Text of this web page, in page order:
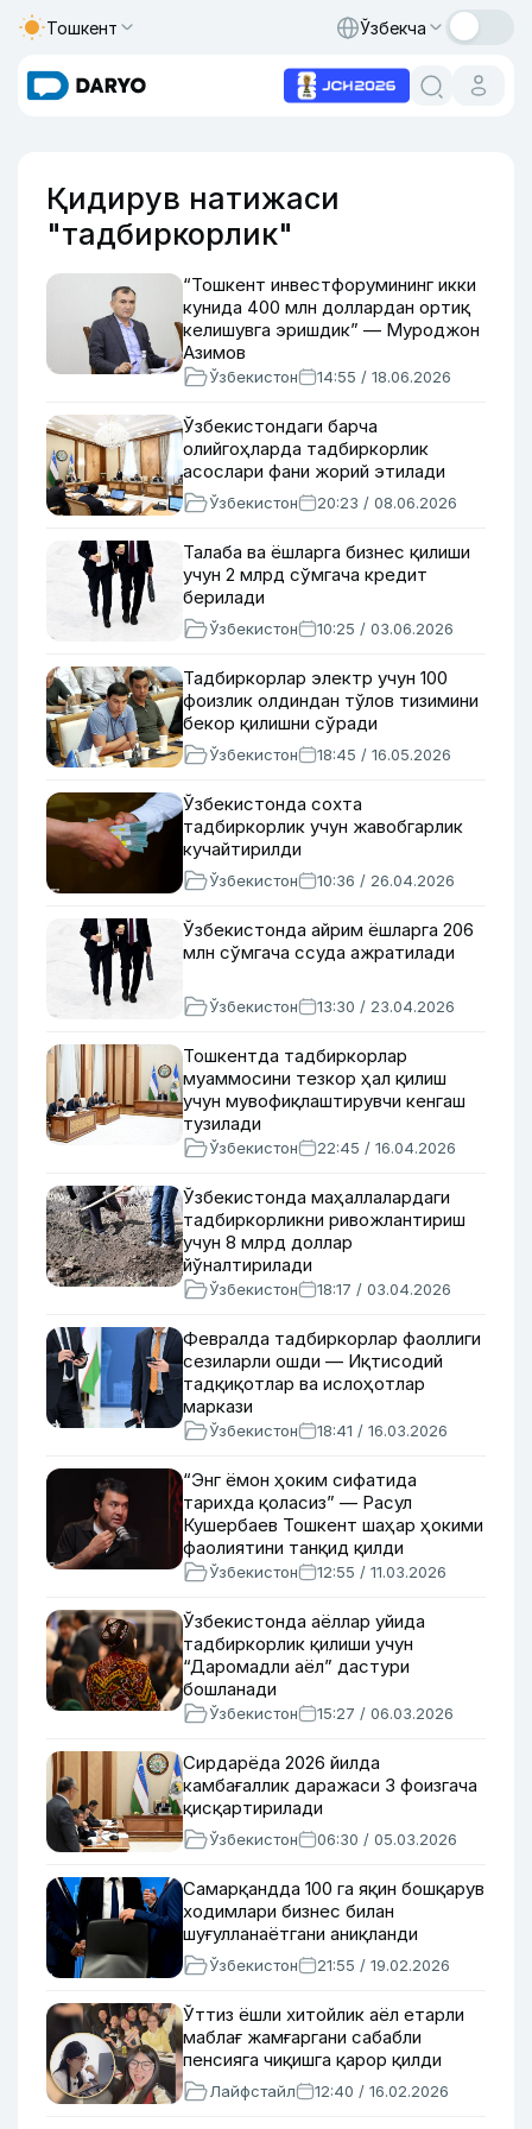
Тошкент Ўзбекча
Қидирув натижаси
"тадбиркорлик"
“Тошкент инвестфорумининг икки
кунида 400 млн доллардан ортиқ
келишувга эришдик” — Муроджон
Азимов
Ўзбекистон 14:55 / 18.06.2026
Ўзбекистондаги барча
олийгоҳларда тадбиркорлик
асослари фани жорий этилади
Ўзбекистон 20:23 / 08.06.2026
Талаба ва ёшларга бизнес қилиши
учун 2 млрд сўмгача кредит
берилади
Ўзбекистон 10:25 / 03.06.2026
Тадбиркорлар электр учун 100
фоизлик олдиндан тўлов тизимини
бекор қилишни сўради
Ўзбекистон 18:45 / 16.05.2026
Ўзбекистонда сохта
тадбиркорлик учун жавобгарлик
кучайтирилди
Ўзбекистон 10:36 / 26.04.2026
Ўзбекистонда айрим ёшларга 206
млн сўмгача ссуда ажратилади
Ўзбекистон 13:30 / 23.04.2026
Тошкентда тадбиркорлар
муаммосини тезкор ҳал қилиш
учун мувофиқлаштирувчи кенгаш
тузилади
Ўзбекистон 22:45 / 16.04.2026
Ўзбекистонда маҳаллалардаги
тадбиркорликни ривожлантириш
учун 8 млрд доллар
йўналтирилади
Ўзбекистон 18:17 / 03.04.2026
Февралда тадбиркорлар фаоллиги
сезиларли ошди — Иқтисодий
тадқиқотлар ва ислоҳотлар
маркази
Ўзбекистон 18:41 / 16.03.2026
“Энг ёмон ҳоким сифатида
тарихда қоласиз” — Расул
Кушербаев Тошкент шаҳар ҳокими
фаолиятини танқид қилди
Ўзбекистон 12:55 / 11.03.2026
Ўзбекистонда аёллар уйида
тадбиркорлик қилиши учун
“Даромадли аёл” дастури
бошланади
Ўзбекистон 15:27 / 06.03.2026
Сирдарёда 2026 йилда
камбағаллик даражаси 3 фоизгача
қисқартирилади
Ўзбекистон 06:30 / 05.03.2026
Самарқандда 100 га яқин бошқарув
ходимлари бизнес билан
шуғулланаётгани аниқланди
Ўзбекистон 21:55 / 19.02.2026
Ўттиз ёшли хитойлик аёл етарли
маблағ жамғаргани сабабли
пенсияга чиқишга қарор қилди
Лайфстайл 12:40 / 16.02.2026